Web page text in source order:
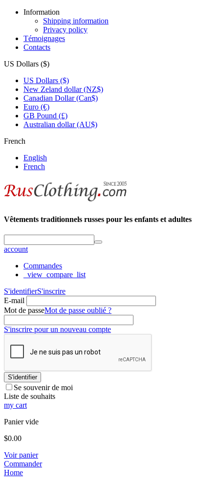
Information
Shipping information
Privacy policy
Témoignages
Contacts
US Dollars ($)
US Dollars ($)
New Zeland dollar (NZ$)
Canadian Dollar (Can$)
Euro (€)
GB Pound (£)
Australian dollar (AU$)
French
English
French
Vêtements traditionnels russes pour les enfants et adultes
account
Commandes
_view_compare_list
S'identifierS'inscrire
E-mail
Mot de passeMot de passe oublié ?
S'inscrire pour un nouveau compte
S'identifier
Se souvenir de moi
Liste de souhaits
my cart
Panier vide
$0.00
Voir panier
Commander
Home